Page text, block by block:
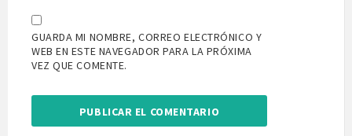
GUARDA MI NOMBRE, CORREO ELECTRÓNICO Y
WEB EN ESTE NAVEGADOR PARA LA PRÓXIMA
VEZ QUE COMENTE.